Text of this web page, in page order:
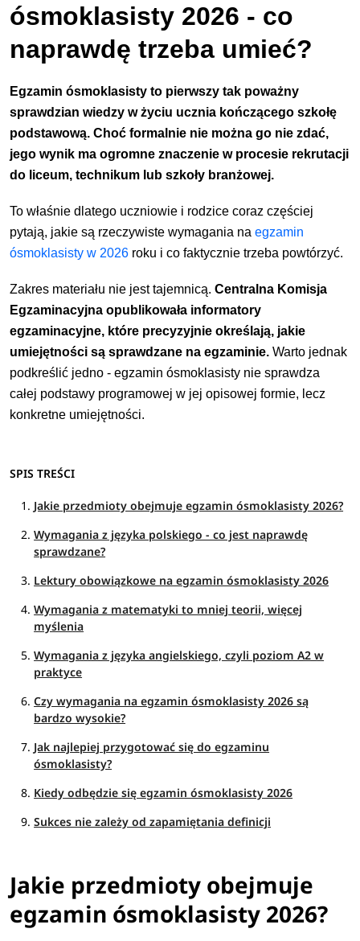
ósmoklasisty 2026 - co
naprawdę trzeba umieć?
Egzamin ósmoklasisty to pierwszy tak poważny
sprawdzian wiedzy w życiu ucznia kończącego szkołę
podstawową. Choć formalnie nie można go nie zdać,
jego wynik ma ogromne znaczenie w procesie rekrutacji
do liceum, technikum lub szkoły branżowej.
To właśnie dlatego uczniowie i rodzice coraz częściej
pytają, jakie są rzeczywiste wymagania naegzamin
ósmoklasisty w 2026 roku i co faktycznie trzeba powtórzyć.
Zakres materiału nie jest tajemnicą.Centralna Komisja
Egzaminacyjna opublikowała informatory
egzaminacyjne, które precyzyjnie określają, jakie
umiejętności są sprawdzane na egzaminie. Warto jednak
podkreślić jedno - egzamin ósmoklasisty nie sprawdza
całej podstawy programowej w jej opisowej formie, lecz
konkretne umiejętności.
SPIS TREŚCI
Jakie przedmioty obejmuje egzamin ósmoklasisty 2026?
Wymagania z języka polskiego - co jest naprawdę
sprawdzane?
Lektury obowiązkowe na egzamin ósmoklasisty 2026
Wymagania z matematyki to mniej teorii, więcej
myślenia
Wymagania z języka angielskiego, czyli poziom A2 w
praktyce
Czy wymagania na egzamin ósmoklasisty 2026 są
bardzo wysokie?
Jak najlepiej przygotować się do egzaminu
ósmoklasisty?
Kiedy odbędzie się egzamin ósmoklasisty 2026
Sukces nie zależy od zapamiętania definicji
Jakie przedmioty obejmuje
egzamin ósmoklasisty 2026?